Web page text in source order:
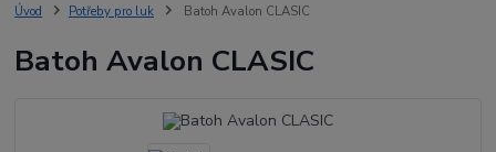
Úvod Potřeby pro luk Batoh Avalon CLASIC
Batoh Avalon CLASIC